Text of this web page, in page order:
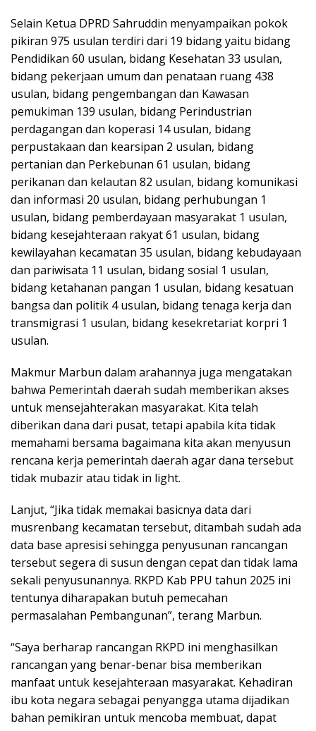
Selain Ketua DPRD Sahruddin menyampaikan pokok
pikiran 975 usulan terdiri dari 19 bidang yaitu bidang
Pendidikan 60 usulan, bidang Kesehatan 33 usulan,
bidang pekerjaan umum dan penataan ruang 438
usulan, bidang pengembangan dan Kawasan
pemukiman 139 usulan, bidang Perindustrian
perdagangan dan koperasi 14 usulan, bidang
perpustakaan dan kearsipan 2 usulan, bidang
pertanian dan Perkebunan 61 usulan, bidang
perikanan dan kelautan 82 usulan, bidang komunikasi
dan informasi 20 usulan, bidang perhubungan 1
usulan, bidang pemberdayaan masyarakat 1 usulan,
bidang kesejahteraan rakyat 61 usulan, bidang
kewilayahan kecamatan 35 usulan, bidang kebudayaan
dan pariwisata 11 usulan, bidang sosial 1 usulan,
bidang ketahanan pangan 1 usulan, bidang kesatuan
bangsa dan politik 4 usulan, bidang tenaga kerja dan
transmigrasi 1 usulan, bidang kesekretariat korpri 1
usulan.
Makmur Marbun dalam arahannya juga mengatakan
bahwa Pemerintah daerah sudah memberikan akses
untuk mensejahterakan masyarakat. Kita telah
diberikan dana dari pusat, tetapi apabila kita tidak
memahami bersama bagaimana kita akan menyusun
rencana kerja pemerintah daerah agar dana tersebut
tidak mubazir atau tidak in light.
Lanjut, “Jika tidak memakai basicnya data dari
musrenbang kecamatan tersebut, ditambah sudah ada
data base apresisi sehingga penyusunan rancangan
tersebut segera di susun dengan cepat dan tidak lama
sekali penyusunannya. RKPD Kab PPU tahun 2025 ini
tentunya diharapakan butuh pemecahan
permasalahan Pembangunan”, terang Marbun.
“Saya berharap rancangan RKPD ini menghasilkan
rancangan yang benar-benar bisa memberikan
manfaat untuk kesejahteraan masyarakat. Kehadiran
ibu kota negara sebagai penyangga utama dijadikan
bahan pemikiran untuk mencoba membuat, dapat